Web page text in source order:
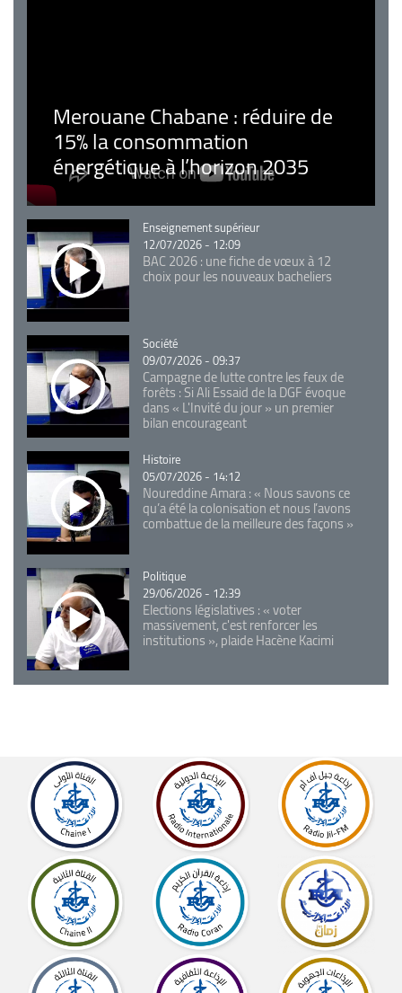
Merouane Chabane : réduire de
15% la consommation
énergétique à l’horizon 2035
Catégorie
Enseignement supérieur
12/07/2026 - 12:09
BAC 2026 : une fiche de vœux à 12
choix pour les nouveaux bacheliers
Catégorie
Société
09/07/2026 - 09:37
Campagne de lutte contre les feux de
forêts : Si Ali Essaid de la DGF évoque
dans « L'Invité du jour » un premier
bilan encourageant
Catégorie
Histoire
05/07/2026 - 14:12
Noureddine Amara : « Nous savons ce
qu’a été la colonisation et nous l’avons
combattue de la meilleure des façons »
Catégorie
Politique
29/06/2026 - 12:39
Elections législatives : « voter
massivement, c'est renforcer les
institutions », plaide Hacène Kacimi